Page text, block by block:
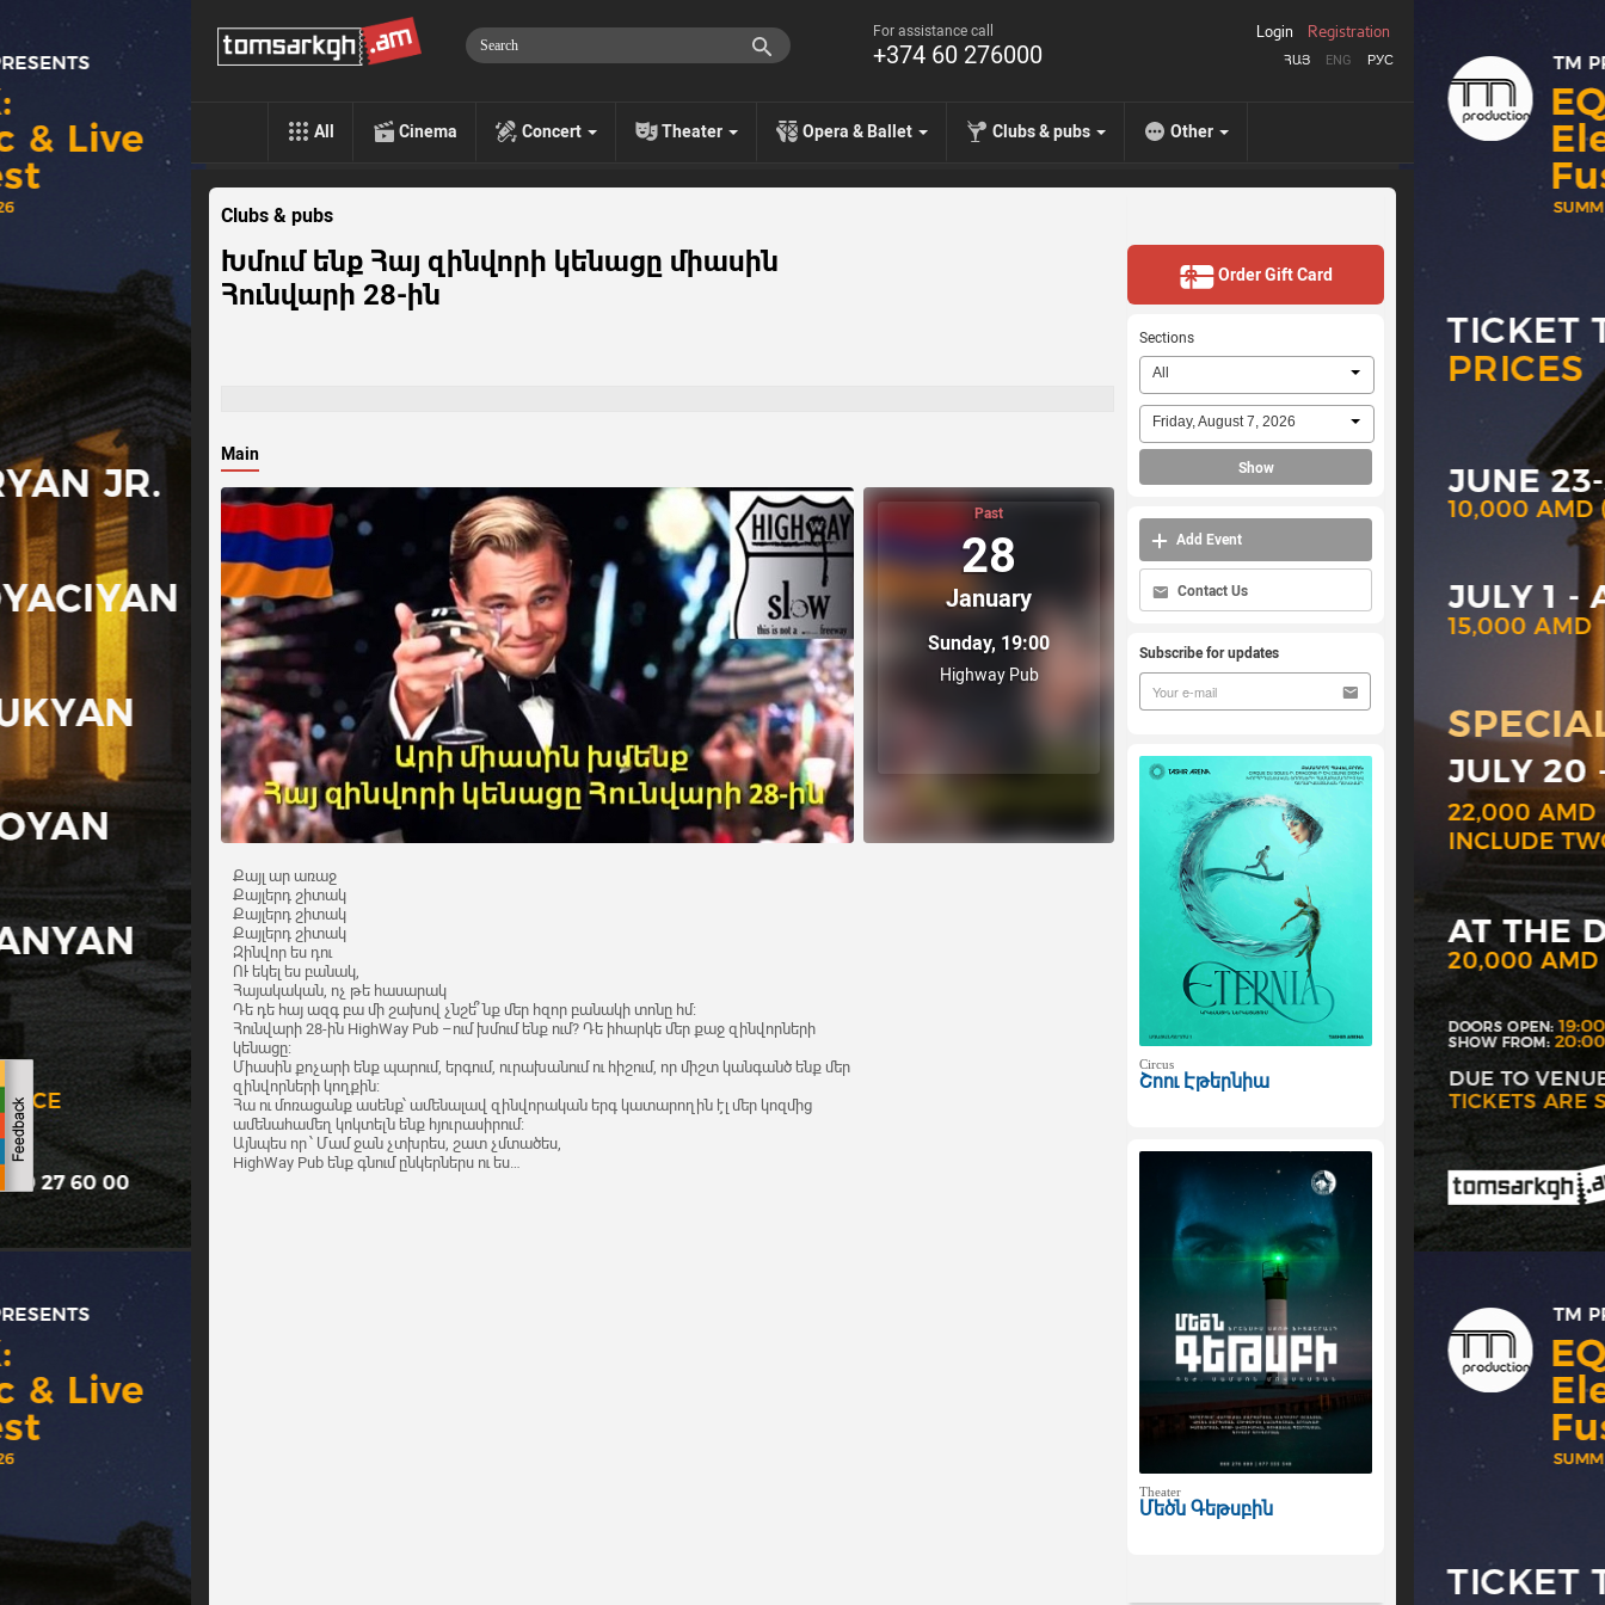
For assistance call
+374 60 276000 ՀԱՅ ENG РУС
Login Registration
All Cinema Concert Theater Opera & Ballet Clubs & pubs Other
Clubs & pubs
Խմում ենք Հայ զինվորի կենացը միասին
Հունվարի 28-ին
Main
Past
28
January
Sunday, 19:00
Highway Pub
Քայլ ար առաջ
Քայլերդ շիտակ
Քայլերդ շիտակ
Քայլերդ շիտակ
Զինվոր ես դու
ՈՒ եկել ես բանակ,
Հայակական, ոչ թե հասարակ
Դե դե հայ ազգ բա մի շախով չնշե՞նք մեր հզոր բանակի տոնը հմ:
Հունվարի 28-ին HighWay Pub –ում խմում ենք ում? Դե իհարկե մեր քաջ զինվորների
կենացը:
Միասին քոչարի ենք պարում, երգում, ուրախանում ու հիշում, որ միշտ կանգանծ ենք մեր
զինվորների կողքին:
Հա ու մոռացանք ասենք՝ ամենալավ զինվորական երգ կատարողին էլ մեր կոզմից
ամենահամեղ կոկտելն ենք հյուրասիրում:
Այնպես որ ՝ Մամ ջան չտխրես, շատ չմտածես,
HighWay Pub ենք գնում ընկերներս ու ես…
Order Gift Card
Sections
All
Friday, August 7, 2026
Show
Add Event
Contact Us
Subscribe for updates
Circus
Շոու Էթերնիա
Theater
Մեծն Գեթսբին